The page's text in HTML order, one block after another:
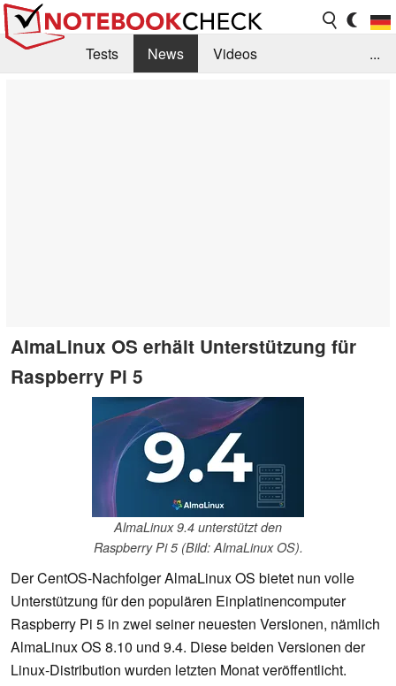
Tests News
Videos
...
AlmaLinux OS erhält Unterstützung für
Raspberry Pi 5
AlmaLinux 9.4 unterstützt den
Raspberry Pi 5 (Bild: AlmaLinux OS).
Der CentOS-Nachfolger AlmaLinux OS bietet nun volle
Unterstützung für den populären Einplatinencomputer
Raspberry Pi 5 in zwei seiner neuesten Versionen, nämlich
AlmaLinux OS 8.10 und 9.4. Diese beiden Versionen der
Linux-Distribution wurden letzten Monat veröffentlicht.